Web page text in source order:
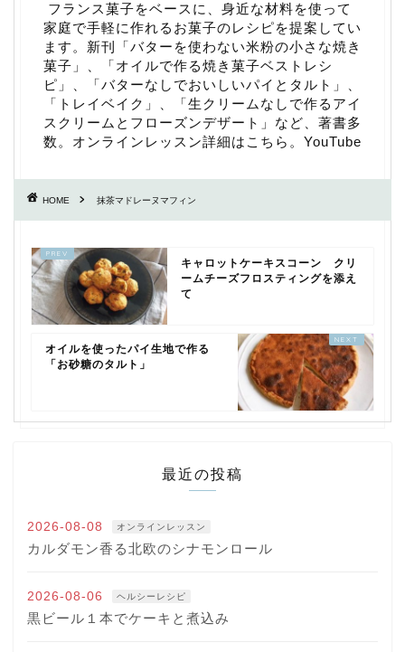
フランス菓子をベースに、身近な材料を使って
家庭で手軽に作れるお菓子のレシピを提案してい
ます。新刊「バターを使わない米粉の小さな焼き
菓子 」、「オイルで作る焼き菓子ベストレシ
ピ 」、「バターなしでおいしいパイとタルト 」、
「 トレイベイク 」、「生クリームなしで作るアイ
スクリームとフローズンデザート 」など、著書多
数。 オンラインレッスン詳細はこちら 。 YouTube
HOME 抹茶マドレーヌマフィン
キャロットケーキスコーン クリ
ームチーズフロスティングを添え
て
オイルを使ったパイ生地で作る
「お砂糖のタルト」
最近の投稿
2026-08-08 オンラインレッスン
カルダモン香る北欧のシナモンロール
2026-08-06 ヘルシーレシピ
黒ビール１本でケーキと煮込み